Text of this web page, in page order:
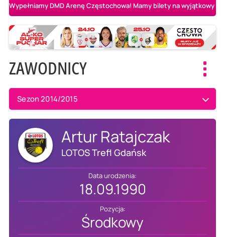
Wypełniamy DMD Arenę Częstochowa! Mamy bilety na wyjątkowy
ZAWODNICY
Sezon 2014/2015
Artur Ratajczak
LOTOS Trefl Gdańsk
Data urodzenia:
18.09.1990
Pozycja:
Środkowy